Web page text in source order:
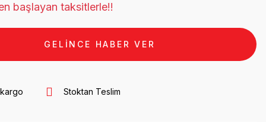
başlayan taksitlerle!!
GELİNCE HABER VER
Stoktan Teslim